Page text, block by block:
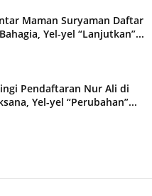
Maman Suryaman Daftar
Yel-yel “Lanjutkan”...
Pendaftaran Nur Ali di
Yel-yel “Perubahan”...